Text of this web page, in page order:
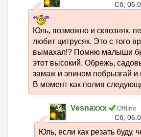
Сб,
Юль, возможно и сквозняк,
любит цитрусяк. Это с того
вымахал!? Помню малыши
этот высокий. Обрежь,
замаж и эпином побрызгай и
В момент как полив
Vesnaxxx
Offline
Сб,
Юль, если как резать буду,